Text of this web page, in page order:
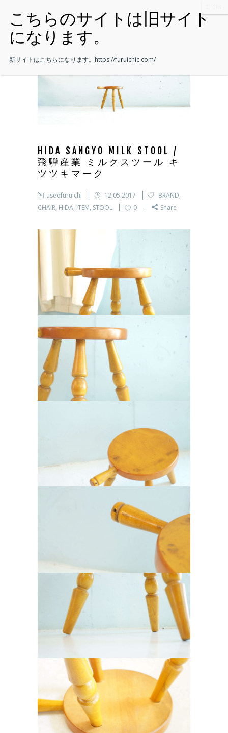
HIDA SANGYO MILK STOOL /
飛騨産業 ミルクスツール キ
ツツキマーク
usedfuruichi 12.05.2017 BRAND,
CHAIR, HIDA, ITEM, STOOL 0 Share
新サイトはこちらになります。 https://furuichic.com/